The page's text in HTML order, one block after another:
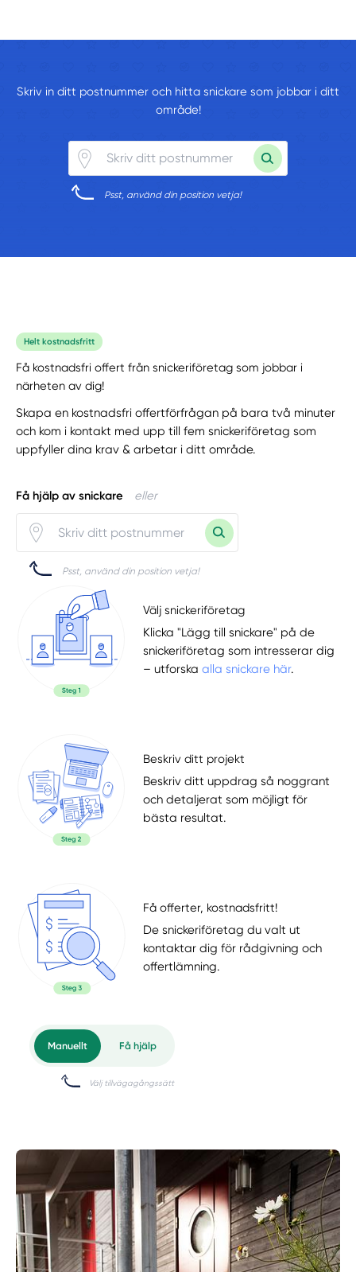
Skriv in ditt postnummer och hitta snickare som jobbar i ditt
område!
Psst, använd din position vetja!
Helt kostnadsfritt
Få kostnadsfri offert från snickeriföretag som jobbar i
närheten av dig!
Skapa en kostnadsfri offertförfrågan på bara två minuter
och kom i kontakt med upp till fem snickeriföretag som
uppfyller dina krav & arbetar i ditt område.
Få hjälp av snickare eller
Psst, använd din position vetja!
Välj snickeriföretag
Klicka "Lägg till snickare" på de
snickeriföretag som intresserar dig
– utforskaalla snickare här.
Beskriv ditt projekt
Beskriv ditt uppdrag så noggrant
och detaljerat som möjligt för
bästa resultat.
Få offerter, kostnadsfritt!
De snickeriföretag du valt ut
kontaktar dig för rådgivning och
offertlämning.